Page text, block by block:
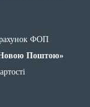
рахунок ФОП
Поштою»